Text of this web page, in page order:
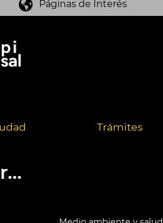
Páginas de Interés
Trámites